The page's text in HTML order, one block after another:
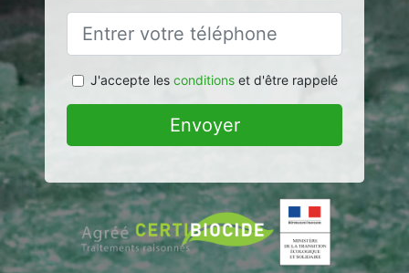
J'accepte les conditionset d'être rappelé
Envoyer